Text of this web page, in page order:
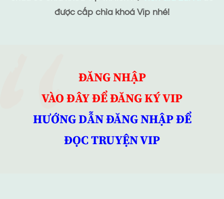
được cấp chìa khoá Vip nhé!
ĐĂNG NHẬP
VÀO ĐÂY ĐỂ ĐĂNG KÝ VIP
HƯỚNG DẪN ĐĂNG NHẬP ĐỂ
ĐỌC TRUYỆN VIP